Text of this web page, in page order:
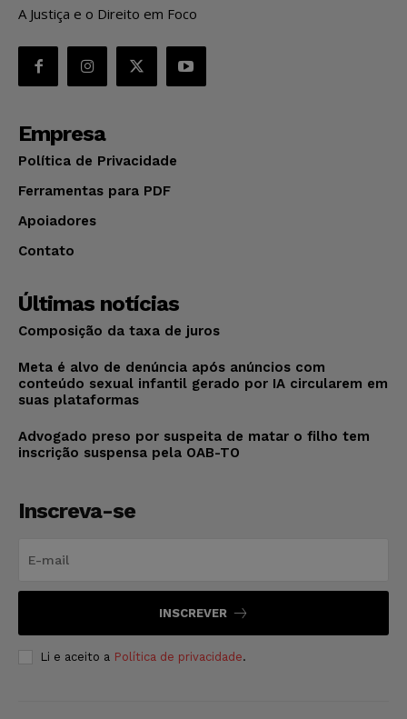
A Justiça e o Direito em Foco
Empresa
Política de Privacidade
Ferramentas para PDF
Apoiadores
Contato
Últimas notícias
Composição da taxa de juros
Meta é alvo de denúncia após anúncios com
conteúdo sexual infantil gerado por IA circularem em
suas plataformas
Advogado preso por suspeita de matar o filho tem
inscrição suspensa pela OAB-TO
Inscreva-se
INSCREVER
Li e aceito a Política de privacidade.